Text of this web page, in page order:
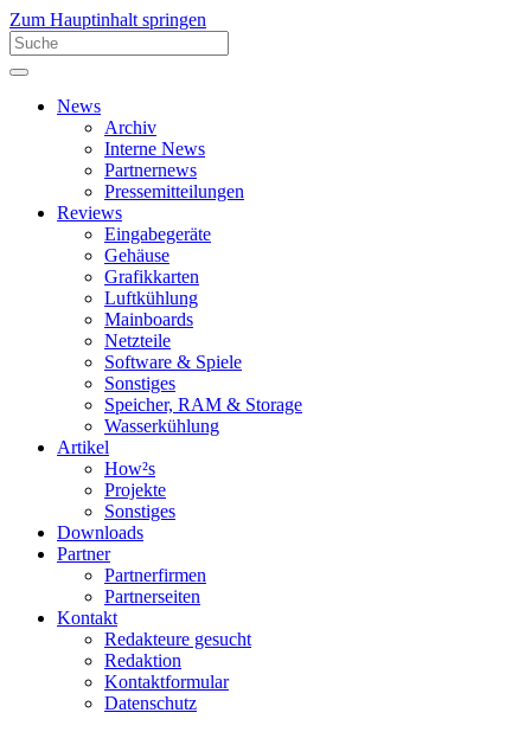
Zum Hauptinhalt springen
News
Archiv
Interne News
Partnernews
Pressemitteilungen
Reviews
Eingabegeräte
Gehäuse
Grafikkarten
Luftkühlung
Mainboards
Netzteile
Software & Spiele
Sonstiges
Speicher, RAM & Storage
Wasserkühlung
Artikel
How²s
Projekte
Sonstiges
Downloads
Partner
Partnerfirmen
Partnerseiten
Kontakt
Redakteure gesucht
Redaktion
Kontaktformular
Datenschutz